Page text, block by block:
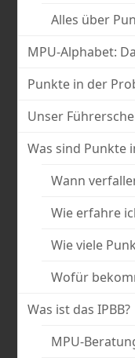
Alles über
MPU-Alphabet:
Punkte in der
Unser
Was sind Punkte
Wann
Wie erfahre
Wie viele
Wofür
Was ist das IPBB?
MPU-